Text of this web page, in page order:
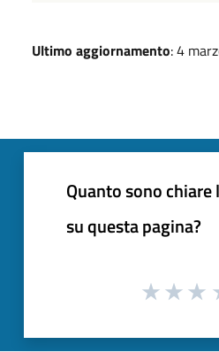
Ultimo aggiornamento: 4
Quanto sono
su questa pagina?